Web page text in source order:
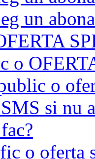
un
o
o
si nu
o oferta